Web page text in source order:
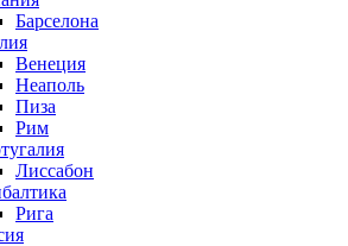
Барселона
Венеция
Неаполь
Пиза
Рим
Лиссабон
Рига